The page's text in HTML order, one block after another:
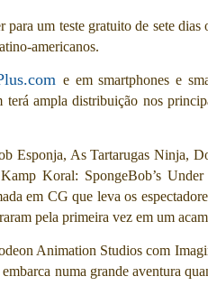
um teste gratuito de sete dias
americanos.
e em smartphones e
ampla distribuição nos
Esponja, As Tartarugas Ninja,
Koral: SpongeBob’s
em CG que leva os
pela primeira vez em um
Animation Studios com
numa grande aventura